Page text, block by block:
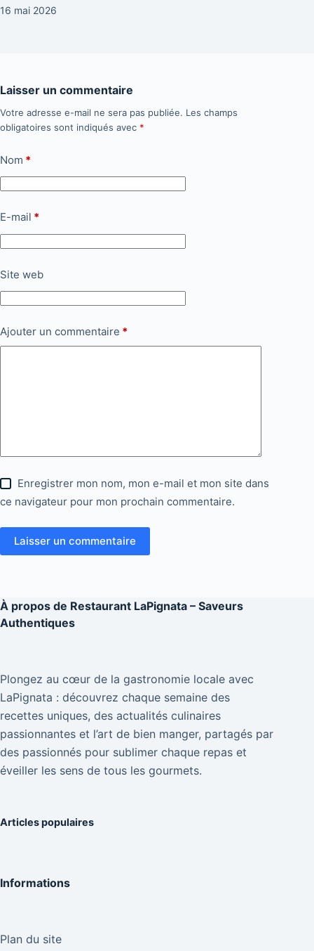
16 mai 2026
Laisser un commentaire
Votre adresse e-mail ne sera pas publiée. Les champs
obligatoires sont indiqués avec *
Nom *
E-mail *
Site web
Ajouter un commentaire *
Enregistrer mon nom, mon e-mail et mon site dans
ce navigateur pour mon prochain commentaire.
Laisser un commentaire
À propos de Restaurant LaPignata – Saveurs
Authentiques
Plongez au cœur de la gastronomie locale avec
LaPignata : découvrez chaque semaine des
recettes uniques, des actualités culinaires
passionnantes et l’art de bien manger, partagés par
des passionnés pour sublimer chaque repas et
éveiller les sens de tous les gourmets.
Articles populaires
Informations
Plan du site